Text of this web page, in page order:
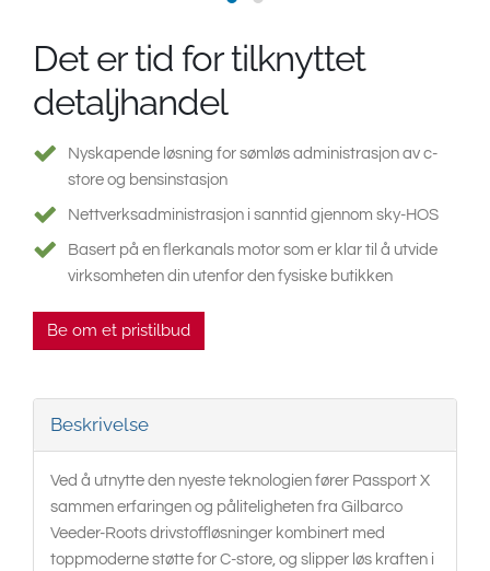
Det er tid for tilknyttet
detaljhandel
Nyskapende løsning for sømløs administrasjon av c-
store og bensinstasjon
Nettverksadministrasjon i sanntid gjennom sky-HOS
Basert på en flerkanals motor som er klar til å utvide
virksomheten din utenfor den fysiske butikken
Be om et pristilbud
Beskrivelse
Ved å utnytte den nyeste teknologien fører Passport X
sammen erfaringen og påliteligheten fra Gilbarco
Veeder-Roots drivstoffløsninger kombinert med
toppmoderne støtte for C-store, og slipper løs kraften i